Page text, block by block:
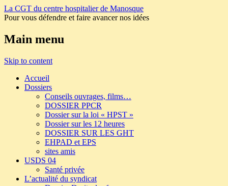
La CGT du centre hospitalier de Manosque
Pour vous défendre et faire avancer nos idées
Main menu
Skip to content
Accueil
Dossiers
Conseils ouvrages, films…
DOSSIER PPCR
Dossier sur la loi « HPST »
Dossier sur les 12 heures
DOSSIER SUR LES GHT
EHPAD et EPS
sites amis
USDS 04
Santé privée
L’actualité du syndicat